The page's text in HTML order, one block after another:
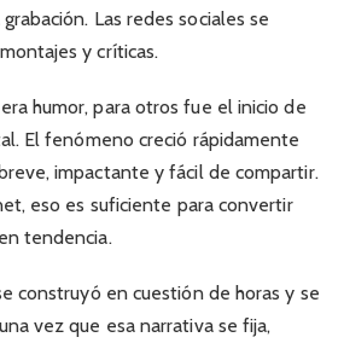
Las redes sociales se
y críticas.
humor, para otros fue el inicio de
El fenómeno creció rápidamente
impactante y fácil de compartir.
eso es suficiente para convertir
tendencia.
construyó en cuestión de horas y se
vez que esa narrativa se fija,